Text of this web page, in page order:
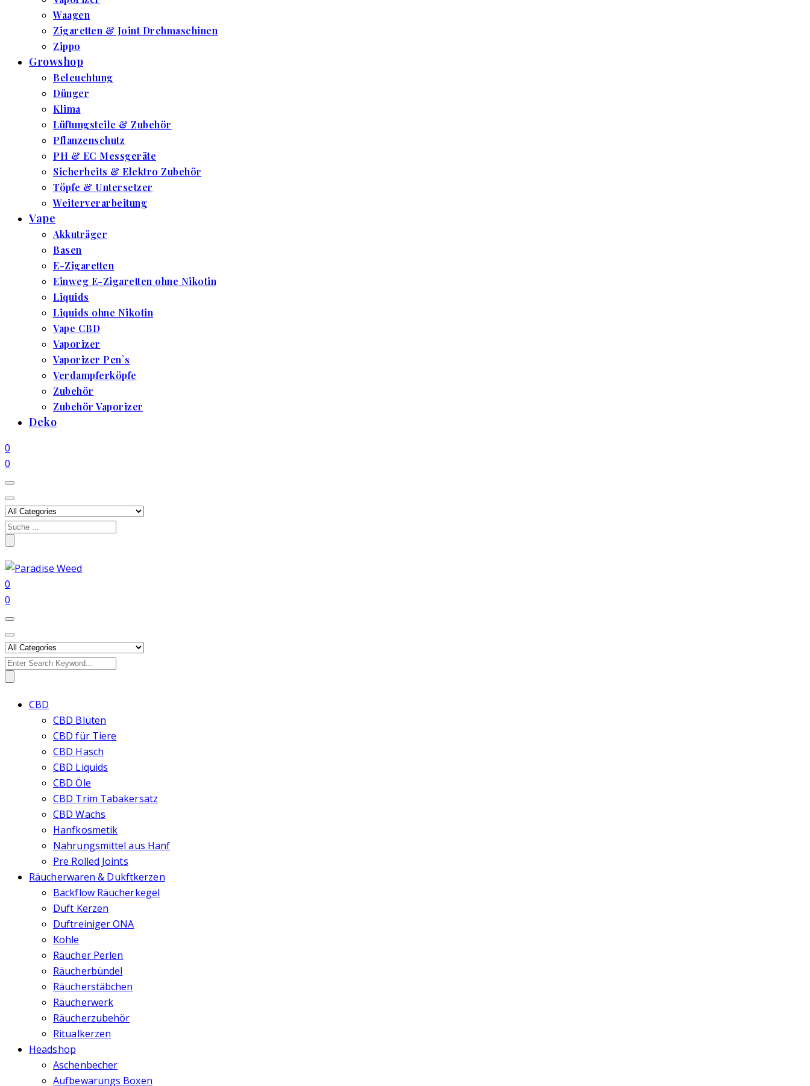
Waagen
Zigaretten & Joint Drehmaschinen
Zippo
Growshop
Beleuchtung
Dünger
Klima
Lüftungsteile & Zubehör
Pflanzenschutz
PH & EC Messgeräte
Sicherheits & Elektro Zubehör
Töpfe & Untersetzer
Weiterverarbeitung
Vape
Akkuträger
Basen
E-Zigaretten
Einweg E-Zigaretten ohne Nikotin
Liquids
Liquids ohne Nikotin
Vape CBD
Vaporizer
Vaporizer Pen`s
Verdampferköpfe
Zubehör
Zubehör Vaporizer
Deko
0
0
Search
0
0
Search
CBD
CBD Blüten
CBD für Tiere
CBD Hasch
CBD Liquids
CBD Öle
CBD Trim Tabakersatz
CBD Wachs
Hanfkosmetik
Nahrungsmittel aus Hanf
Pre Rolled Joints
Räucherwaren & Dukftkerzen
Backflow Räucherkegel
Duft Kerzen
Duftreiniger ONA
Kohle
Räucher Perlen
Räucherbündel
Räucherstäbchen
Räucherwerk
Räucherzubehör
Ritualkerzen
Headshop
Aschenbecher
Aufbewarungs Boxen